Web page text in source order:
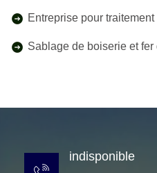
Entreprise pour
Sablage de boiserie et
indisponible